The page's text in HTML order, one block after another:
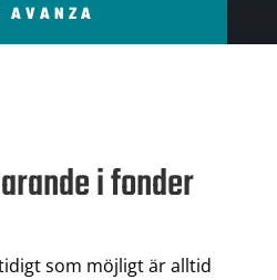
AVANZA
i fonder
som möjligt är alltid